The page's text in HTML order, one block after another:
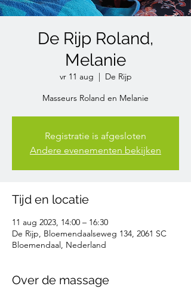
De Rijp Roland,
Melanie
vr 11 aug
  |
De Rijp
Masseurs Roland en Melanie
Registratie is afgesloten
Andere evenementen bekijken
Tijd en locatie
11 aug 2023, 14:00 – 16:30
De Rijp, Bloemendaalseweg 134, 2061 SC
Bloemendaal, Nederland
Over de massage